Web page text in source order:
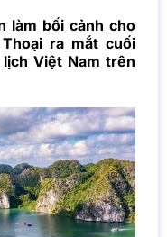
làm bối cảnh cho
ra mắt cuối
Việt Nam trên